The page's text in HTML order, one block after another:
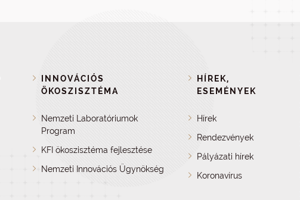
INNOVÁCIÓS
ÖKOSZISZTÉMA
Nemzeti Laboratóriumok
Program
KFI ökoszisztéma fejlesztése
Nemzeti Innovációs Ügynökség
HÍREK,
ESEMÉNYEK
Hírek
Rendezvények
Pályázati hírek
Koronavírus